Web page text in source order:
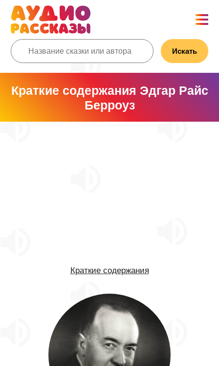
Искать
Краткие содержания Эдгар Райс
Берроуз
Краткие содержания